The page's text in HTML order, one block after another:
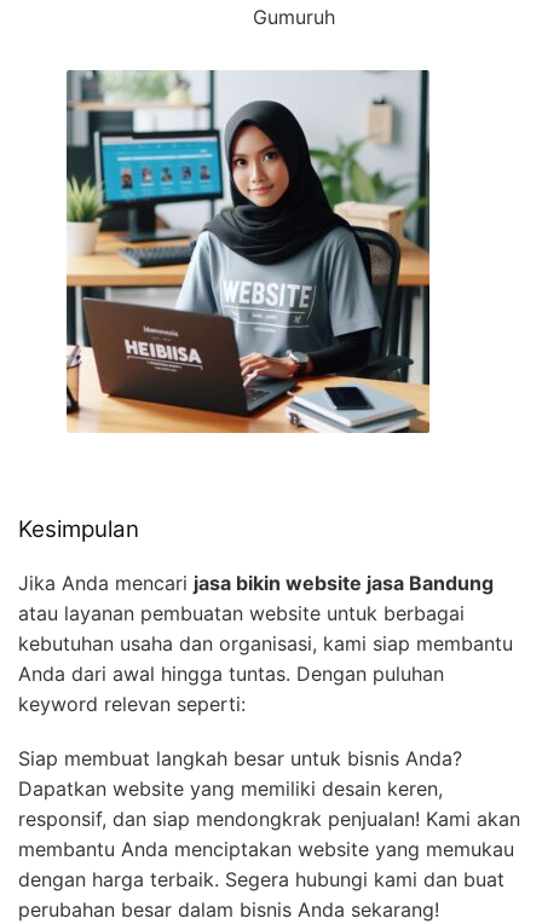
Gumuruh
Kesimpulan
Jika Anda mencari jasa bikin website jasa Bandung
atau layanan pembuatan website untuk berbagai
kebutuhan usaha dan organisasi, kami siap membantu
Anda dari awal hingga tuntas. Dengan puluhan
keyword relevan seperti:
Siap membuat langkah besar untuk bisnis Anda?
Dapatkan website yang memiliki desain keren,
responsif, dan siap mendongkrak penjualan! Kami akan
membantu Anda menciptakan website yang memukau
dengan harga terbaik. Segera hubungi kami dan buat
perubahan besar dalam bisnis Anda sekarang!